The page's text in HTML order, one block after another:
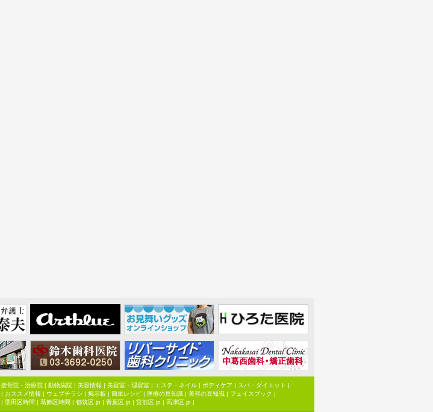
接骨院・治療院| 動物病院| 美容情報 | 美容室・理容室| エステ・ネイル| ボディケア | スパ・ダイエット |
| おススメ情報 | ウェブチラシ | 掲示板 | 簡単レシピ| 医療の豆知識| 美容の豆知識| フェイスブック |
| 墨田区時間 | 葛飾区時間 | 都筑区.jp | 青葉区.jp | 宮前区.jp | 高津区.jp |